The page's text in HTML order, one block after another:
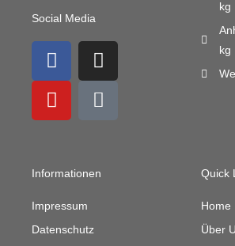
Social Media
F
a
c
e
o
I
n
s
t
r
Y
o
u
t
e
M
a
i
l
u
kg
kg
Informationen
Impressum
Datenschutz
Quick
Home
Über